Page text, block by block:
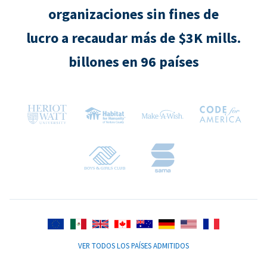
organizaciones sin fines de
lucro a recaudar más de $3K mills.
billones en 96 países
VER TODOS LOS PAÍSES ADMITIDOS